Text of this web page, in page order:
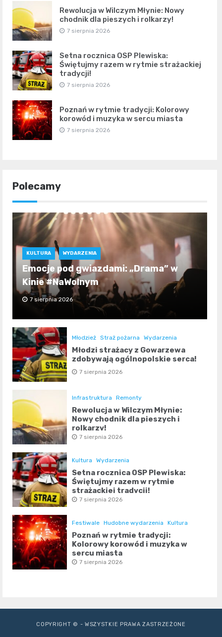
Rewolucja w Wilczym Młynie: Nowy
chodnik dla pieszych i rolkarzy!
7 sierpnia 2026
Setna rocznica OSP Plewiska:
Świętujmy razem w rytmie strażackiej
tradycji!
7 sierpnia 2026
Poznań w rytmie tradycji: Kolorowy
korowód i muzyka w sercu miasta
7 sierpnia 2026
Polecamy
KULTURA WYDARZENIA
Emocje pod gwiazdami: „Drama” w
Kinie #NaWolnym
7 sierpnia 2026
Młodzież Straż pożarna Wydarzenia
Młodzi strażacy z Gowarzewa
zdobywają ogólnopolskie serca!
7 sierpnia 2026
Infrastruktura Remonty
Rewolucja w Wilczym Młynie:
Nowy chodnik dla pieszych i
rolkarzy!
7 sierpnia 2026
Kultura Wydarzenia
Setna rocznica OSP Plewiska:
Świętujmy razem w rytmie
strażackiej tradycji!
7 sierpnia 2026
Festiwale Hudobne wydarzenia Kultura
Poznań w rytmie tradycji:
Kolorowy korowód i muzyka w
sercu miasta
7 sierpnia 2026
COPYRIGHT © - WSZYSTKIE PRAWA ZASTRZEŻONE